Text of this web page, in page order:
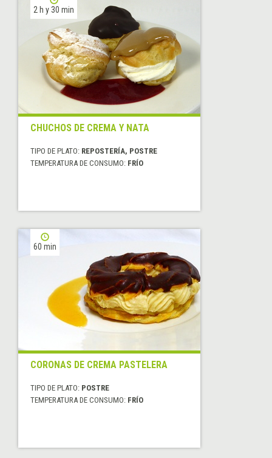
2 h y 30 min
CHUCHOS DE CREMA Y NATA
TIPO DE PLATO: REPOSTERÍA, POSTRE
TEMPERATURA DE CONSUMO: FRÍO
60 min
CORONAS DE CREMA PASTELERA
TIPO DE PLATO: POSTRE
TEMPERATURA DE CONSUMO: FRÍO